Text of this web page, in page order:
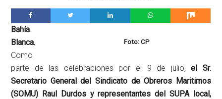
Foto: CP
Bahía
Blanca.
Como
parte de las celebraciones por el 9 de julio,el Sr.
Secretario General del Sindicato de Obreros Maritimos
(SOMU) Raul Durdos y representantes del SUPA local,